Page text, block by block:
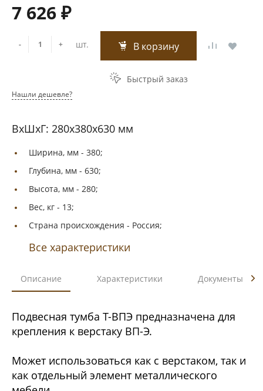
7 626 ₽
- + шт. В корзину
Быстрый заказ
Нашли дешевле?
ВxШxГ: 280x380x630 мм
Ширина, мм - 380;
Глубина, мм - 630;
Высота, мм - 280;
Вес, кг - 13;
Страна происхождения - Россия;
Все характеристики
Описание Характеристики Документы
Подвесная тумба Т-ВПЭ предназначена для
крепления к верстаку ВП-Э.
Может использоваться как с верстаком, так и
как отдельный элемент металлического